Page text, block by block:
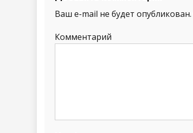
Ваш e-mail не будет опубликован.
Комментарий